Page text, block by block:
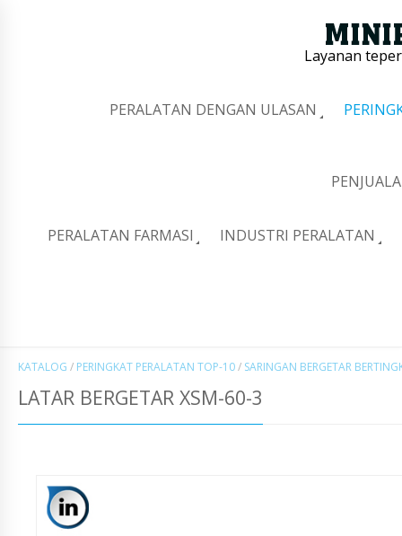
Layanan
PERALATAN DENGAN ULASAN
PERALATAN FARMASI INDUSTRI PERALATAN
KATALOG / PERINGKAT PERALATAN TOP-10/ SARINGAN BERGETAR
LATAR BERGETAR XSM-60-3